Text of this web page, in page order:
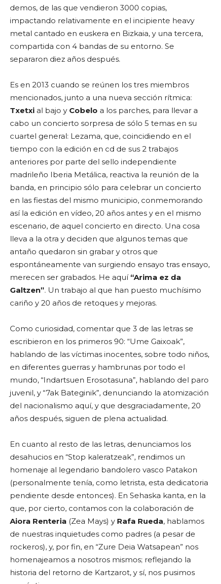
demos, de las que vendieron 3000 copias,
impactando relativamente en el incipiente heavy
metal cantado en euskera en Bizkaia, y una tercera,
compartida con 4 bandas de su entorno. Se
separaron diez años después.
Es en 2013 cuando se reúnen los tres miembros
mencionados, junto a una nueva sección rítmica:
Txetxi al bajo y Cobelo a los parches, para llevar a
cabo un concierto sorpresa de sólo 5 temas en su
cuartel general: Lezama, que, coincidiendo en el
tiempo con la edición en cd de sus 2 trabajos
anteriores por parte del sello independiente
madrileño Iberia Metálica, reactiva la reunión de la
banda, en principio sólo para celebrar un concierto
en las fiestas del mismo municipio, conmemorando
así la edición en vídeo, 20 años antes y en el mismo
escenario, de aquel concierto en directo. Una cosa
lleva a la otra y deciden que algunos temas que
antaño quedaron sin grabar y otros que
espontáneamente van surgiendo ensayo tras ensayo,
merecen ser grabados. He aquí “Arima ez da
Galtzen”. Un trabajo al que han puesto muchísimo
cariño y 20 años de retoques y mejoras.
Como curiosidad, comentar que 3 de las letras se
escribieron en los primeros 90: “Ume Gaixoak”,
hablando de las víctimas inocentes, sobre todo niños,
en diferentes guerras y hambrunas por todo el
mundo, “Indartsuen Erosotasuna”, hablando del paro
juvenil, y “7ak Bateginik”, denunciando la atomización
del nacionalismo aquí, y que desgraciadamente, 20
años después, siguen de plena actualidad.
En cuanto al resto de las letras, denunciamos los
desahucios en “Stop kaleratzeak”, rendimos un
homenaje al legendario bandolero vasco Patakon
(personalmente tenía, como letrista, esta dedicatoria
pendiente desde entonces). En Sehaska kanta, en la
que, por cierto, contamos con la colaboración de
Aiora Renteria (Zea Mays) y Rafa Rueda, hablamos
de nuestras inquietudes como padres (a pesar de
rockeros), y, por fin, en “Zure Deia Watsapean” nos
homenajeamos a nosotros mismos; reflejando la
historia del retorno de Kartzarot, y sí, nos pusimos